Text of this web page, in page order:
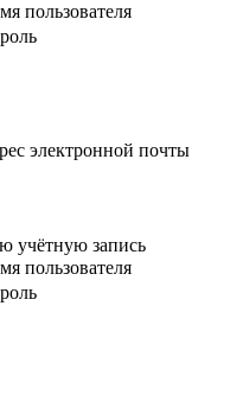
пользователя
электронной почты
учётную запись
пользователя